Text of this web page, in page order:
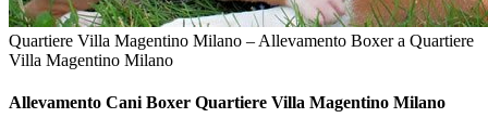
Quartiere Villa Magentino Milano – Allevamento Boxer a Quartiere
Villa Magentino Milano
Allevamento Cani Boxer Quartiere Villa Magentino Milano